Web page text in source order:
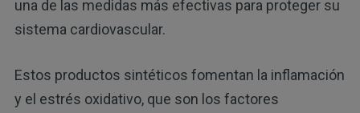
una de las medidas más efectivas para proteger su
sistema cardiovascular.
Estos productos sintéticos fomentan la inflamación
y el estrés oxidativo, que son los factores